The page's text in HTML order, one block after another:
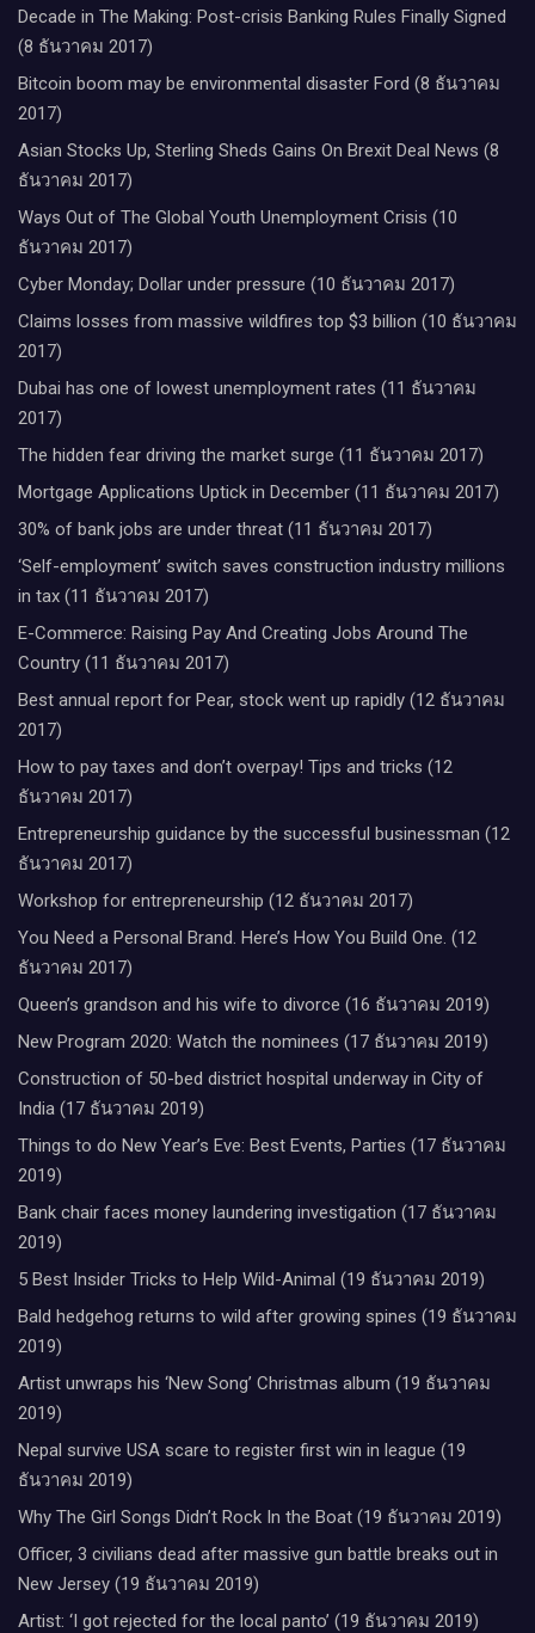
Decade in The Making: Post-crisis Banking Rules Finally Signed
(8 ธันวาคม 2017)
Bitcoin boom may be environmental disaster Ford (8 ธันวาคม
2017)
Asian Stocks Up, Sterling Sheds Gains On Brexit Deal News (8
ธันวาคม 2017)
Ways Out of The Global Youth Unemployment Crisis (10
ธันวาคม 2017)
Cyber Monday; Dollar under pressure (10 ธันวาคม 2017)
Claims losses from massive wildfires top $3 billion (10 ธันวาคม
2017)
Dubai has one of lowest unemployment rates (11 ธันวาคม
2017)
The hidden fear driving the market surge (11 ธันวาคม 2017)
Mortgage Applications Uptick in December (11 ธันวาคม 2017)
30% of bank jobs are under threat (11 ธันวาคม 2017)
‘Self-employment’ switch saves construction industry millions
in tax (11 ธันวาคม 2017)
E-Commerce: Raising Pay And Creating Jobs Around The
Country (11 ธันวาคม 2017)
Best annual report for Pear, stock went up rapidly (12 ธันวาคม
2017)
How to pay taxes and don’t overpay! Tips and tricks (12
ธันวาคม 2017)
Entrepreneurship guidance by the successful businessman (12
ธันวาคม 2017)
Workshop for entrepreneurship (12 ธันวาคม 2017)
You Need a Personal Brand. Here’s How You Build One. (12
ธันวาคม 2017)
Queen’s grandson and his wife to divorce (16 ธันวาคม 2019)
New Program 2020: Watch the nominees (17 ธันวาคม 2019)
Construction of 50-bed district hospital underway in City of
India (17 ธันวาคม 2019)
Things to do New Year’s Eve: Best Events, Parties (17 ธันวาคม
2019)
Bank chair faces money laundering investigation (17 ธันวาคม
2019)
5 Best Insider Tricks to Help Wild-Animal (19 ธันวาคม 2019)
Bald hedgehog returns to wild after growing spines (19 ธันวาคม
2019)
Artist unwraps his ‘New Song’ Christmas album (19 ธันวาคม
2019)
Nepal survive USA scare to register first win in league (19
ธันวาคม 2019)
Why The Girl Songs Didn’t Rock In the Boat (19 ธันวาคม 2019)
Officer, 3 civilians dead after massive gun battle breaks out in
New Jersey (19 ธันวาคม 2019)
Artist: ‘I got rejected for the local panto’ (19 ธันวาคม 2019)